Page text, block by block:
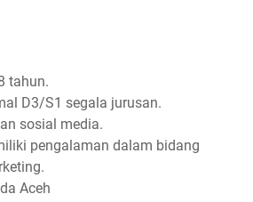
tahun.
D3/S1 segala jurusan.
sosial media.
pengalaman dalam bidang
Aceh